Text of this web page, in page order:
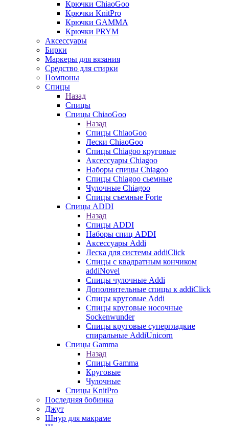
Крючки ChiaoGoo
Крючки KnitPro
Крючки GAMMA
Крючки PRYM
Аксессуары
Бирки
Маркеры для вязания
Средство для стирки
Помпоны
Спицы
Назад
Спицы
Спицы ChiaoGoo
Назад
Спицы ChiaoGoo
Лески ChiaoGoo
Cпицы Сhiagoo круговые
Аксессуары Chiagoo
Наборы спицы Chiagoo
Спицы Chiagoo сьемные
Чулочные Chiagoo
Спицы съемные Forte
Спицы ADDI
Назад
Спицы ADDI
Наборы спиц ADDI
Аксессуары Addi
Леска для системы addiClick
Спицы с квадратным кончиком
addiNovel
Спицы чулочные Addi
Дополнительные спицы к addiClick
Спицы круговые Addi
Спицы круговые носочные
Sockenwunder
Спицы круговые супергладкие
спиральные AddiUnicorn
Спицы Gamma
Назад
Спицы Gamma
Круговые
Чулочные
Спицы KnitPro
Последняя бобинка
Джут
Шнур для макраме